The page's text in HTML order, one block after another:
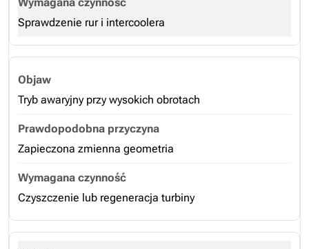
Sprawdzenie rur i intercoolera
Tryb awaryjny przy wysokich obrotach
Zapieczona zmienna geometria
Czyszczenie lub regeneracja turbiny